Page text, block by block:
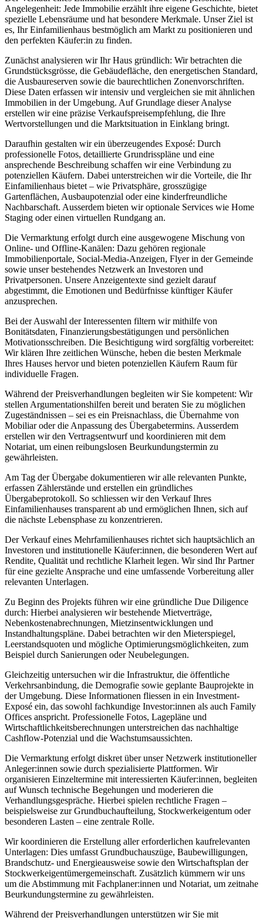
Angelegenheit: Jede Immobilie erzählt ihre eigene Geschichte, bietet
spezielle Lebensräume und hat besondere Merkmale. Unser Ziel ist
es, Ihr Einfamilienhaus bestmöglich am Markt zu positionieren und
den perfekten Käufer:in zu finden.
Zunächst analysieren wir Ihr Haus gründlich: Wir betrachten die
Grundstücksgrösse, die Gebäudefläche, den energetischen Standard,
die Ausbaureserven sowie die baurechtlichen Zonenvorschriften.
Diese Daten erfassen wir intensiv und vergleichen sie mit ähnlichen
Immobilien in der Umgebung. Auf Grundlage dieser Analyse
erstellen wir eine präzise Verkaufspreisempfehlung, die Ihre
Wertvorstellungen und die Marktsituation in Einklang bringt.
Daraufhin gestalten wir ein überzeugendes Exposé: Durch
professionelle Fotos, detaillierte Grundrisspläne und eine
ansprechende Beschreibung schaffen wir eine Verbindung zu
potenziellen Käufern. Dabei unterstreichen wir die Vorteile, die Ihr
Einfamilienhaus bietet – wie Privatsphäre, grosszügige
Gartenflächen, Ausbaupotenzial oder eine kinderfreundliche
Nachbarschaft. Ausserdem bieten wir optionale Services wie Home
Staging oder einen virtuellen Rundgang an.
Die Vermarktung erfolgt durch eine ausgewogene Mischung von
Online- und Offline-Kanälen: Dazu gehören regionale
Immobilienportale, Social-Media-Anzeigen, Flyer in der Gemeinde
sowie unser bestehendes Netzwerk an Investoren und
Privatpersonen. Unsere Anzeigentexte sind gezielt darauf
abgestimmt, die Emotionen und Bedürfnisse künftiger Käufer
anzusprechen.
Bei der Auswahl der Interessenten filtern wir mithilfe von
Bonitätsdaten, Finanzierungsbestätigungen und persönlichen
Motivationsschreiben. Die Besichtigung wird sorgfältig vorbereitet:
Wir klären Ihre zeitlichen Wünsche, heben die besten Merkmale
Ihres Hauses hervor und bieten potenziellen Käufern Raum für
individuelle Fragen.
Während der Preisverhandlungen begleiten wir Sie kompetent: Wir
stellen Argumentationshilfen bereit und beraten Sie zu möglichen
Zugeständnissen – sei es ein Preisnachlass, die Übernahme von
Mobiliar oder die Anpassung des Übergabetermins. Ausserdem
erstellen wir den Vertragsentwurf und koordinieren mit dem
Notariat, um einen reibungslosen Beurkundungstermin zu
gewährleisten.
Am Tag der Übergabe dokumentieren wir alle relevanten Punkte,
erfassen Zählerstände und erstellen ein gründliches
Übergabeprotokoll. So schliessen wir den Verkauf Ihres
Einfamilienhauses transparent ab und ermöglichen Ihnen, sich auf
die nächste Lebensphase zu konzentrieren.
Der Verkauf eines Mehrfamilienhauses richtet sich hauptsächlich an
Investoren und institutionelle Käufer:innen, die besonderen Wert auf
Rendite, Qualität und rechtliche Klarheit legen. Wir sind Ihr Partner
für eine gezielte Ansprache und eine umfassende Vorbereitung aller
relevanten Unterlagen.
Zu Beginn des Projekts führen wir eine gründliche Due Diligence
durch: Hierbei analysieren wir bestehende Mietverträge,
Nebenkostenabrechnungen, Mietzinsentwicklungen und
Instandhaltungspläne. Dabei betrachten wir den Mieterspiegel,
Leerstandsquoten und mögliche Optimierungsmöglichkeiten, zum
Beispiel durch Sanierungen oder Neubelegungen.
Gleichzeitig untersuchen wir die Infrastruktur, die öffentliche
Verkehrsanbindung, die Demografie sowie geplante Bauprojekte in
der Umgebung. Diese Informationen fliessen in ein Investment-
Exposé ein, das sowohl fachkundige Investor:innen als auch Family
Offices anspricht. Professionelle Fotos, Lagepläne und
Wirtschaftlichkeitsberechnungen unterstreichen das nachhaltige
Cashflow-Potenzial und die Wachstumsaussichten.
Die Vermarktung erfolgt diskret über unser Netzwerk institutioneller
Anleger:innen sowie durch spezialisierte Plattformen. Wir
organisieren Einzeltermine mit interessierten Käufer:innen, begleiten
auf Wunsch technische Begehungen und moderieren die
Verhandlungsgespräche. Hierbei spielen rechtliche Fragen –
beispielsweise zur Grundbuchaufteilung, Stockwerkeigentum oder
besonderen Lasten – eine zentrale Rolle.
Wir koordinieren die Erstellung aller erforderlichen kaufrelevanten
Unterlagen: Dies umfasst Grundbuchauszüge, Baubewilligungen,
Brandschutz- und Energieausweise sowie den Wirtschaftsplan der
Stockwerkeigentümergemeinschaft. Zusätzlich kümmern wir uns
um die Abstimmung mit Fachplaner:innen und Notariat, um zeitnahe
Beurkundungstermine zu gewährleisten.
Während der Preisverhandlungen unterstützen wir Sie mit